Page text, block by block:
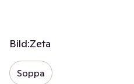
Bild:Zeta
Soppa